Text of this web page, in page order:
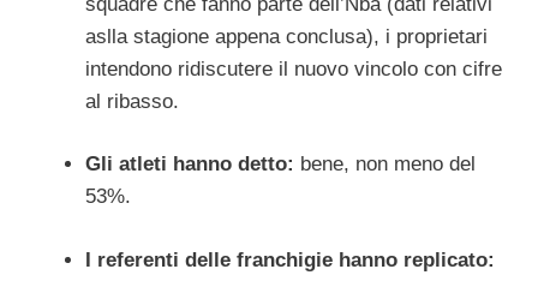
aslla stagione appena conclusa), i proprietari
intendono ridiscutere il nuovo vincolo con cifre
al ribasso.
Gli atleti hanno detto: bene, non meno del
53%.
I referenti delle franchigie hanno replicato: